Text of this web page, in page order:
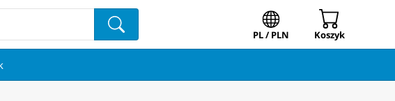
PL / PLN Koszyk